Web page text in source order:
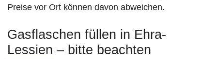
Preise vor Ort können davon abweichen.
Gasflaschen füllen in Ehra-
Lessien – bitte beachten